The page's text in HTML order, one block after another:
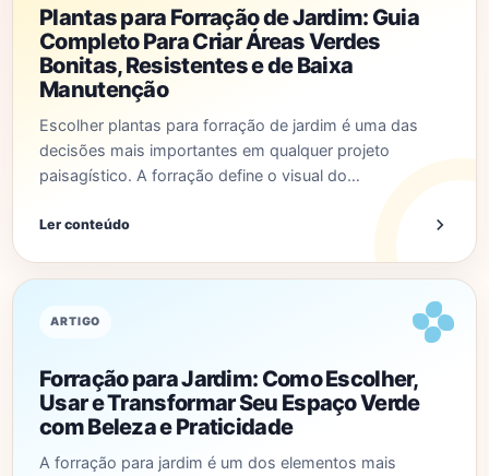
Plantas para Forração de Jardim: Guia
Completo Para Criar Áreas Verdes
Bonitas, Resistentes e de Baixa
Manutenção
Escolher plantas para forração de jardim é uma das
decisões mais importantes em qualquer projeto
paisagístico. A forração define o visual do…
Ler conteúdo
ARTIGO
Forração para Jardim: Como Escolher,
Usar e Transformar Seu Espaço Verde
com Beleza e Praticidade
A forração para jardim é um dos elementos mais